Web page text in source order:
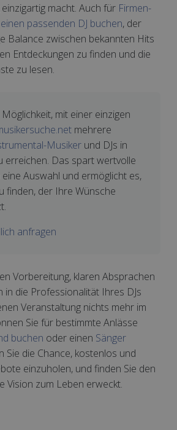
macht. Auch für Firmen-
passenden DJ buchen, der
Balance zwischen bekannten Hits
Entdeckungen zu finden und die
zu lesen.
mit einer einzigen
mehrere
Musiker und DJs in
erreichen. Das spart wertvolle
Auswahl und ermöglicht es,
finden, der Ihre Wünsche
anfragen
Vorbereitung, klaren Absprachen
in die Professionalität Ihres DJs
Veranstaltung nichts mehr im
Sie für bestimmte Anlässe
buchen oder einen Sänger
Sie die Chance, kostenlos und
einzuholen, und finden Sie den
Vision zum Leben erweckt.